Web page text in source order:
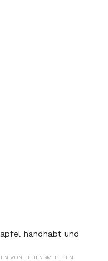
handhabt und
VON LEBENSMITTELN